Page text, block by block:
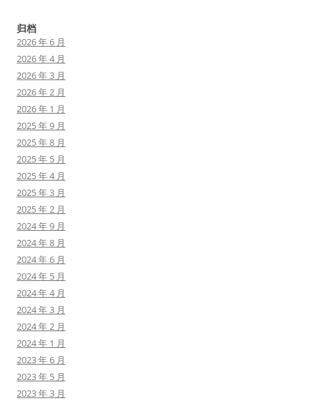
归档
2026 年 6 月
2026 年 4 月
2026 年 3 月
2026 年 2 月
2026 年 1 月
2025 年 9 月
2025 年 8 月
2025 年 5 月
2025 年 4 月
2025 年 3 月
2025 年 2 月
2024 年 9 月
2024 年 8 月
2024 年 6 月
2024 年 5 月
2024 年 4 月
2024 年 3 月
2024 年 2 月
2024 年 1 月
2023 年 6 月
2023 年 5 月
2023 年 3 月